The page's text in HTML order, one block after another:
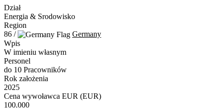
Dział
Energia & Srodowisko
Region
86 /
Germany
Wpis
W imieniu własnym
Personel
do 10 Pracowników
Rok założenia
2025
Cena wywoławca EUR (EUR)
100.000